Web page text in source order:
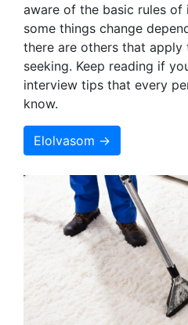
aware of the basic rules of
some things change
there are others that
seeking. Keep reading if
interview tips that every
know.
Elolvasom →